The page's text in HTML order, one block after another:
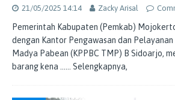
21/05/2025 14:14 Zacky Arisal
Pemerintah Kabupaten (Pemkab)
dengan Kantor Pengawasan dan
Madya Pabean (KPPBC TMP) B Sidoarjo,
barang kena
…… Selengkapnya,